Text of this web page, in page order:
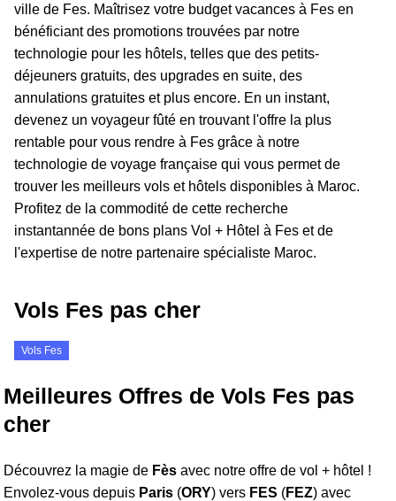
ville de Fes. Maîtrisez votre budget vacances à Fes en
bénéficiant des promotions trouvées par notre
technologie pour les hôtels, telles que des petits-
déjeuners gratuits, des upgrades en suite, des
annulations gratuites et plus encore. En un instant,
devenez un voyageur fûté en trouvant l'offre la plus
rentable pour vous rendre à Fes grâce à notre
technologie de voyage française qui vous permet de
trouver les meilleurs vols et hôtels disponibles à Maroc.
Profitez de la commodité de cette recherche
instantannée de bons plans Vol + Hôtel à Fes et de
l'expertise de notre partenaire spécialiste Maroc.
Vols Fes pas cher
Vols Fes
Meilleures Offres de Vols Fes pas
cher
Découvrez la magie de Fès avec notre offre de vol + hôtel !
Envolez-vous depuis Paris (ORY) vers FES (FEZ) avec